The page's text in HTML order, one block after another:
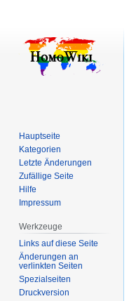
Hauptseite
Kategorien
Letzte Änderungen
Zufällige Seite
Hilfe
Impressum
Werkzeuge
Links auf diese Seite
Änderungen an
verlinkten Seiten
Spezialseiten
Druckversion